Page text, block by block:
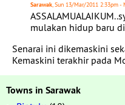
Sarawak, Sun 13/Mar/2011 2:33pm -
mulakan hidup baru
Senarai ini dikemaskini
Kemaskini terakhir pada
Towns in Sarawak